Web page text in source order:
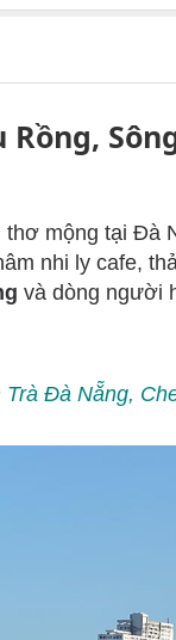
Rồng,
thơ mộng tại Đà
nhi ly cafe,
và dòng người
Đà Nẵng,